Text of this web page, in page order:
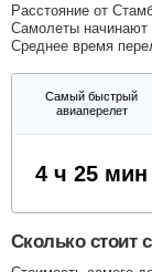
Расстояние от
Самолеты начинают
Среднее время
Самый быстрый
авиаперелет
4 ч 25 мин
Сколько стоит